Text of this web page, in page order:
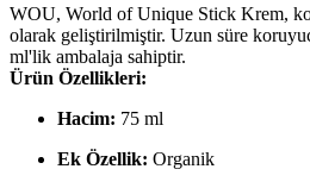
WOU, World of Unique Stick Krem,
olarak geliştirilmiştir. Uzun süre
ml'lik ambalaja sahiptir.
Ürün Özellikleri:
Hacim: 75 ml
Ek Özellik: Organik